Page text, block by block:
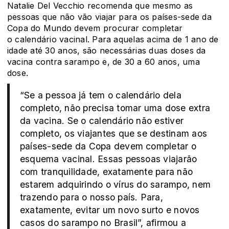
Natalie Del Vecchio recomenda que mesmo as
pessoas que não vão viajar para os países-sede da
Copa do Mundo devem procurar completar
o calendário vacinal. Para aquelas acima de 1 ano de
idade até 30 anos, são necessárias duas doses da
vacina contra sarampo e, de 30 a 60 anos, uma
dose.
“Se a pessoa já tem o calendário dela
completo, não precisa tomar uma dose extra
da vacina. Se o calendário não estiver
completo, os viajantes que se destinam aos
países-sede da Copa devem completar o
esquema vacinal. Essas pessoas viajarão
com tranquilidade, exatamente para não
estarem adquirindo o vírus do sarampo, nem
trazendo para o nosso país. Para,
exatamente, evitar um novo surto e novos
casos do sarampo no Brasil”, afirmou a